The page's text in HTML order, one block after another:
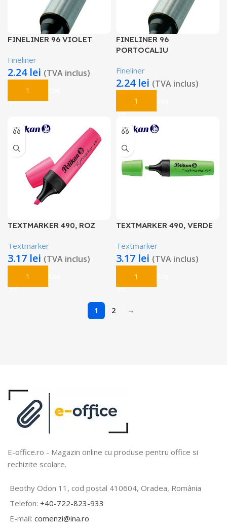
FINELINER 96 VIOLET
Fineliner
2.24 lei (TVA inclus)
Adaugă În Coș
FINELINER 96
PORTOCALIU
Fineliner
2.24 lei (TVA inclus)
Adaugă În Coș
TEXTMARKER 490, ROZ
Textmarker
3.17 lei (TVA inclus)
Adaugă În Coș
TEXTMARKER 490, VERDE
Textmarker
3.17 lei (TVA inclus)
Adaugă În Coș
1 2 →
E-office.ro - Magazin online cu produse pentru office si
rechizite scolare.
Beothy Odon 11, cod poștal 410604, Oradea, România
Telefon: +40-722-823-933
E-mail: comenzi@ina.ro